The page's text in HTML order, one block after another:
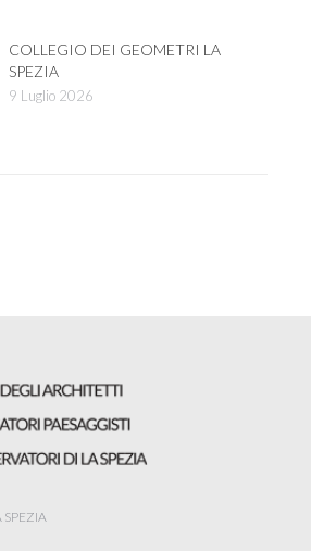
COLLEGIO DEI GEOMETRI LA
SPEZIA
9 Luglio 2026